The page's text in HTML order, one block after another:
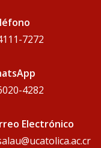
7272
4282
Electrónico